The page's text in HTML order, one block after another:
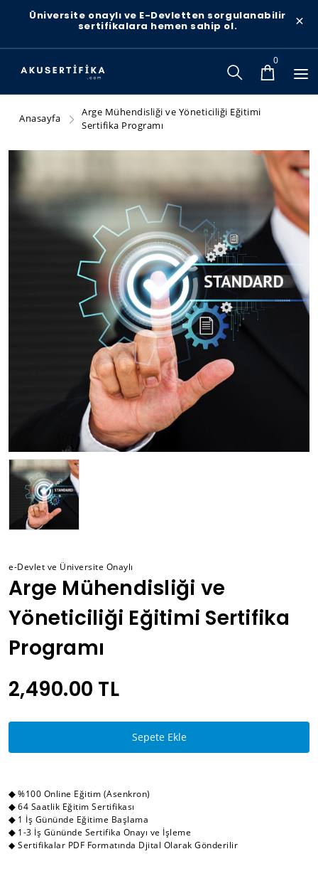
Üniversite onaylı ve E-Devletten sorgulanabilir
sertifikalara hemen sahip ol. ×
0
Anasayfa
Arge Mühendisliği ve Yöneticiliği Eğitimi
Sertifika Programı
e-Devlet ve Üniversite Onaylı
Arge Mühendisliği ve
Yöneticiliği Eğitimi Sertifika
Programı
2,490.00 TL
Sepete Ekle
◆%100 Online Eğitim (Asenkron)
◆64 Saatlik Eğitim Sertifikası
◆ 1 İş Gününde Eğitime Başlama
◆ 1-3 İş Gününde Sertifika Onayı ve İşleme
◆ Sertifikalar PDF Formatında Djital Olarak Gönderilir